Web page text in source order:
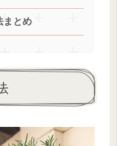
まとめ